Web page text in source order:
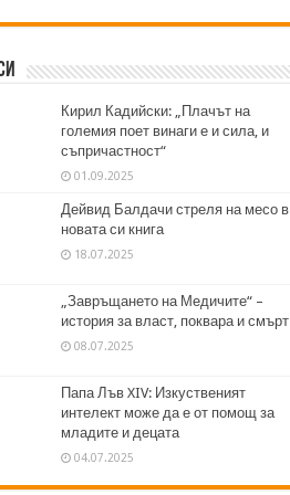
Кирил Кадийски: „Плачът на
големия поет винаги е и сила, и
съпричастност“
01.09.2025
Дейвид Балдачи стреля на месо в
новата си книга
18.07.2025
„Завръщането на Медичите“ –
история за власт, поквара и смърт
08.07.2025
Папа Лъв XIV: Изкуственият
интелект може да е от помощ за
младите и децата
04.07.2025